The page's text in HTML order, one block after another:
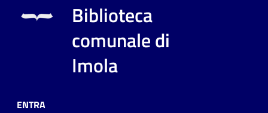
lettura
Biblioteca
comunale di
Imola
ENTRA